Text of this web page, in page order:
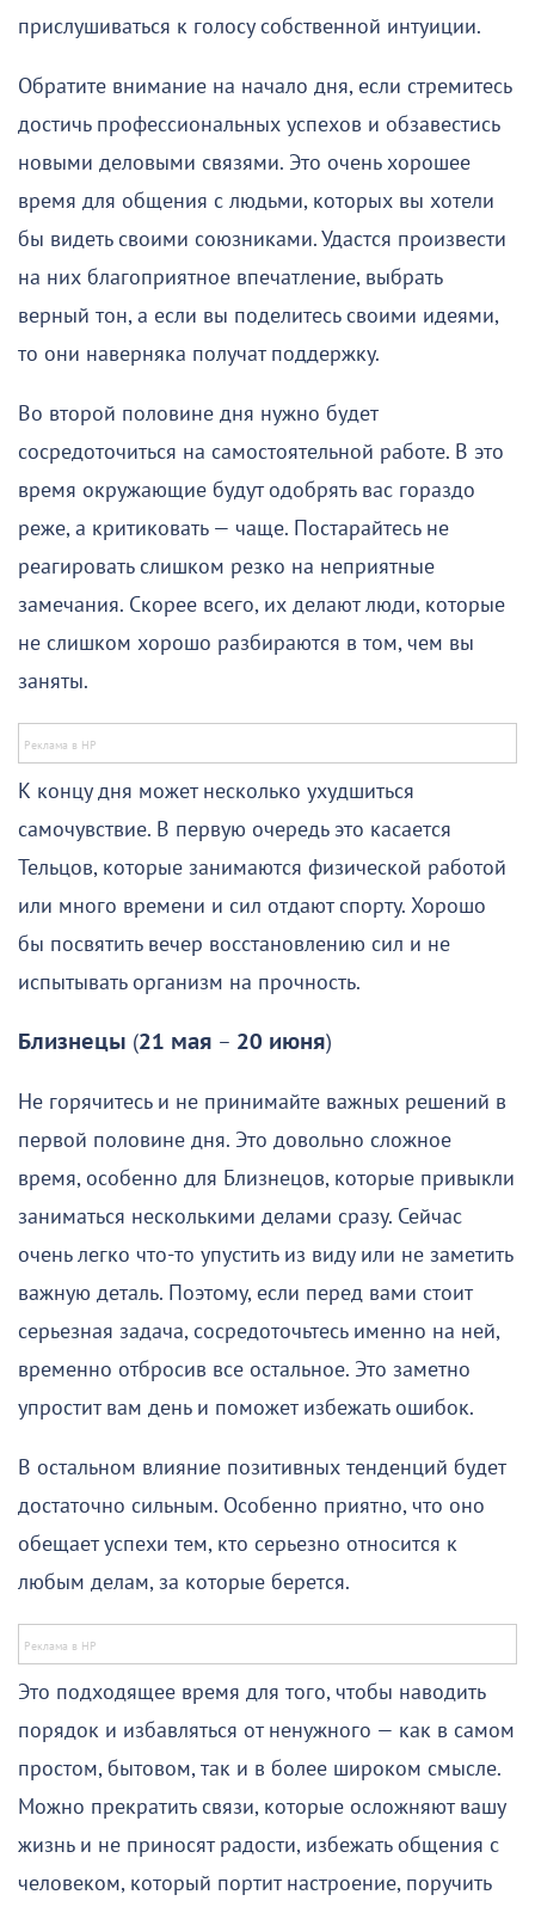
прислушиваться к голосу собственной интуиции.
Обратите внимание на начало дня, если стремитесь
достичь профессиональных успехов и обзавестись
новыми деловыми связями. Это очень хорошее
время для общения с людьми, которых вы хотели
бы видеть своими союзниками. Удастся произвести
на них благоприятное впечатление, выбрать
верный тон, а если вы поделитесь своими идеями,
то они наверняка получат поддержку.
Во второй половине дня нужно будет
сосредоточиться на самостоятельной работе. В это
время окружающие будут одобрять вас гораздо
реже, а критиковать — чаще. Постарайтесь не
реагировать слишком резко на неприятные
замечания. Скорее всего, их делают люди, которые
не слишком хорошо разбираются в том, чем вы
заняты.
К концу дня может несколько ухудшиться
самочувствие. В первую очередь это касается
Тельцов, которые занимаются физической работой
или много времени и сил отдают спорту. Хорошо
бы посвятить вечер восстановлению сил и не
испытывать организм на прочность.
Близнецы (21 мая – 20 июня)
Не горячитесь и не принимайте важных решений в
первой половине дня. Это довольно сложное
время, особенно для Близнецов, которые привыкли
заниматься несколькими делами сразу. Сейчас
очень легко что-то упустить из виду или не заметить
важную деталь. Поэтому, если перед вами стоит
серьезная задача, сосредоточьтесь именно на ней,
временно отбросив все остальное. Это заметно
упростит вам день и поможет избежать ошибок.
В остальном влияние позитивных тенденций будет
достаточно сильным. Особенно приятно, что оно
обещает успехи тем, кто серьезно относится к
любым делам, за которые берется.
Это подходящее время для того, чтобы наводить
порядок и избавляться от ненужного — как в самом
простом, бытовом, так и в более широком смысле.
Можно прекратить связи, которые осложняют вашу
жизнь и не приносят радости, избежать общения с
человеком, который портит настроение, поручить